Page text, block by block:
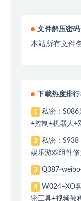
文件解压密码
本站所有文件
下载热度排
1
私密：
+控制+机器人+
2
私密：
娱乐游戏组件
3 Q387-
4
W024–XO
密工具+视频教